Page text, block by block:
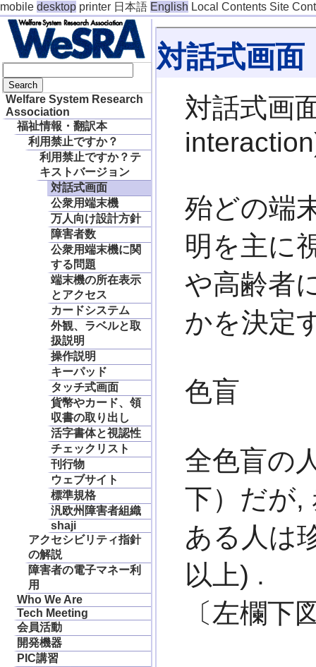
mobile desktop printer 日本語 English Local Contents Site
Welfare System Research
Association
福祉情報・翻訳本
利用禁止ですか？
利用禁止ですか？テ
キストバージョン
対話式画面
公衆用端末機
万人向け設計方針
障害者数
公衆用端末機に関
する問題
端末機の所在表示
とアクセス
カードシステム
外観、ラベルと取
扱説明
操作説明
キーパッド
タッチ式画面
貨幣やカード、領
収書の取り出し
活字書体と視認性
チェックリスト
刊行物
ウェブサイト
標準規格
汎欧州障害者組織
shaji
アクセシビリティ指針
の解説
障害者の電子マネー利
用
Who We Are
Tech Meeting
会員活動
開発機器
PIC講習
対話式画面
対話式画
殆どの端
明を主に
や高齢者
かを決定
色盲
全色盲の
下）だが,
ある人は
以上) .
〔左欄下